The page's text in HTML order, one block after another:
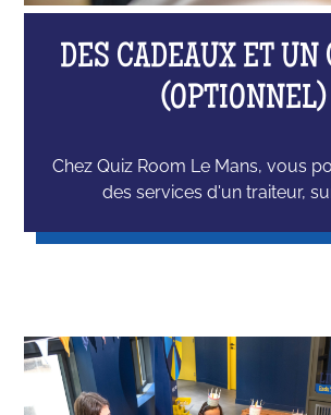
DES CADEAUX ET UN
(OPTIONNEL)
Chez Quiz Room Le Mans, vous
des services d'un traiteur,